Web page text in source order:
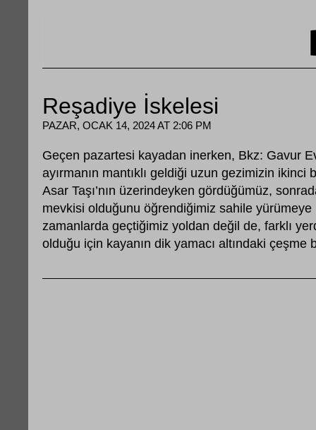
Reşadiye İskelesi
PAZAR, OCAK 14, 2024 AT 2:06 PM
Geçen pazartesi kayadan inerken, Bkz: Gavur
ayırmanın mantıklı geldiği uzun gezimizin ikinci
Asar Taşı’nın üzerindeyken gördüğümüz,
mevkisi olduğunu öğrendiğimiz sahile
zamanlarda geçtiğimiz yoldan değil de, farklı
olduğu için kayanın dik yamacı altındaki